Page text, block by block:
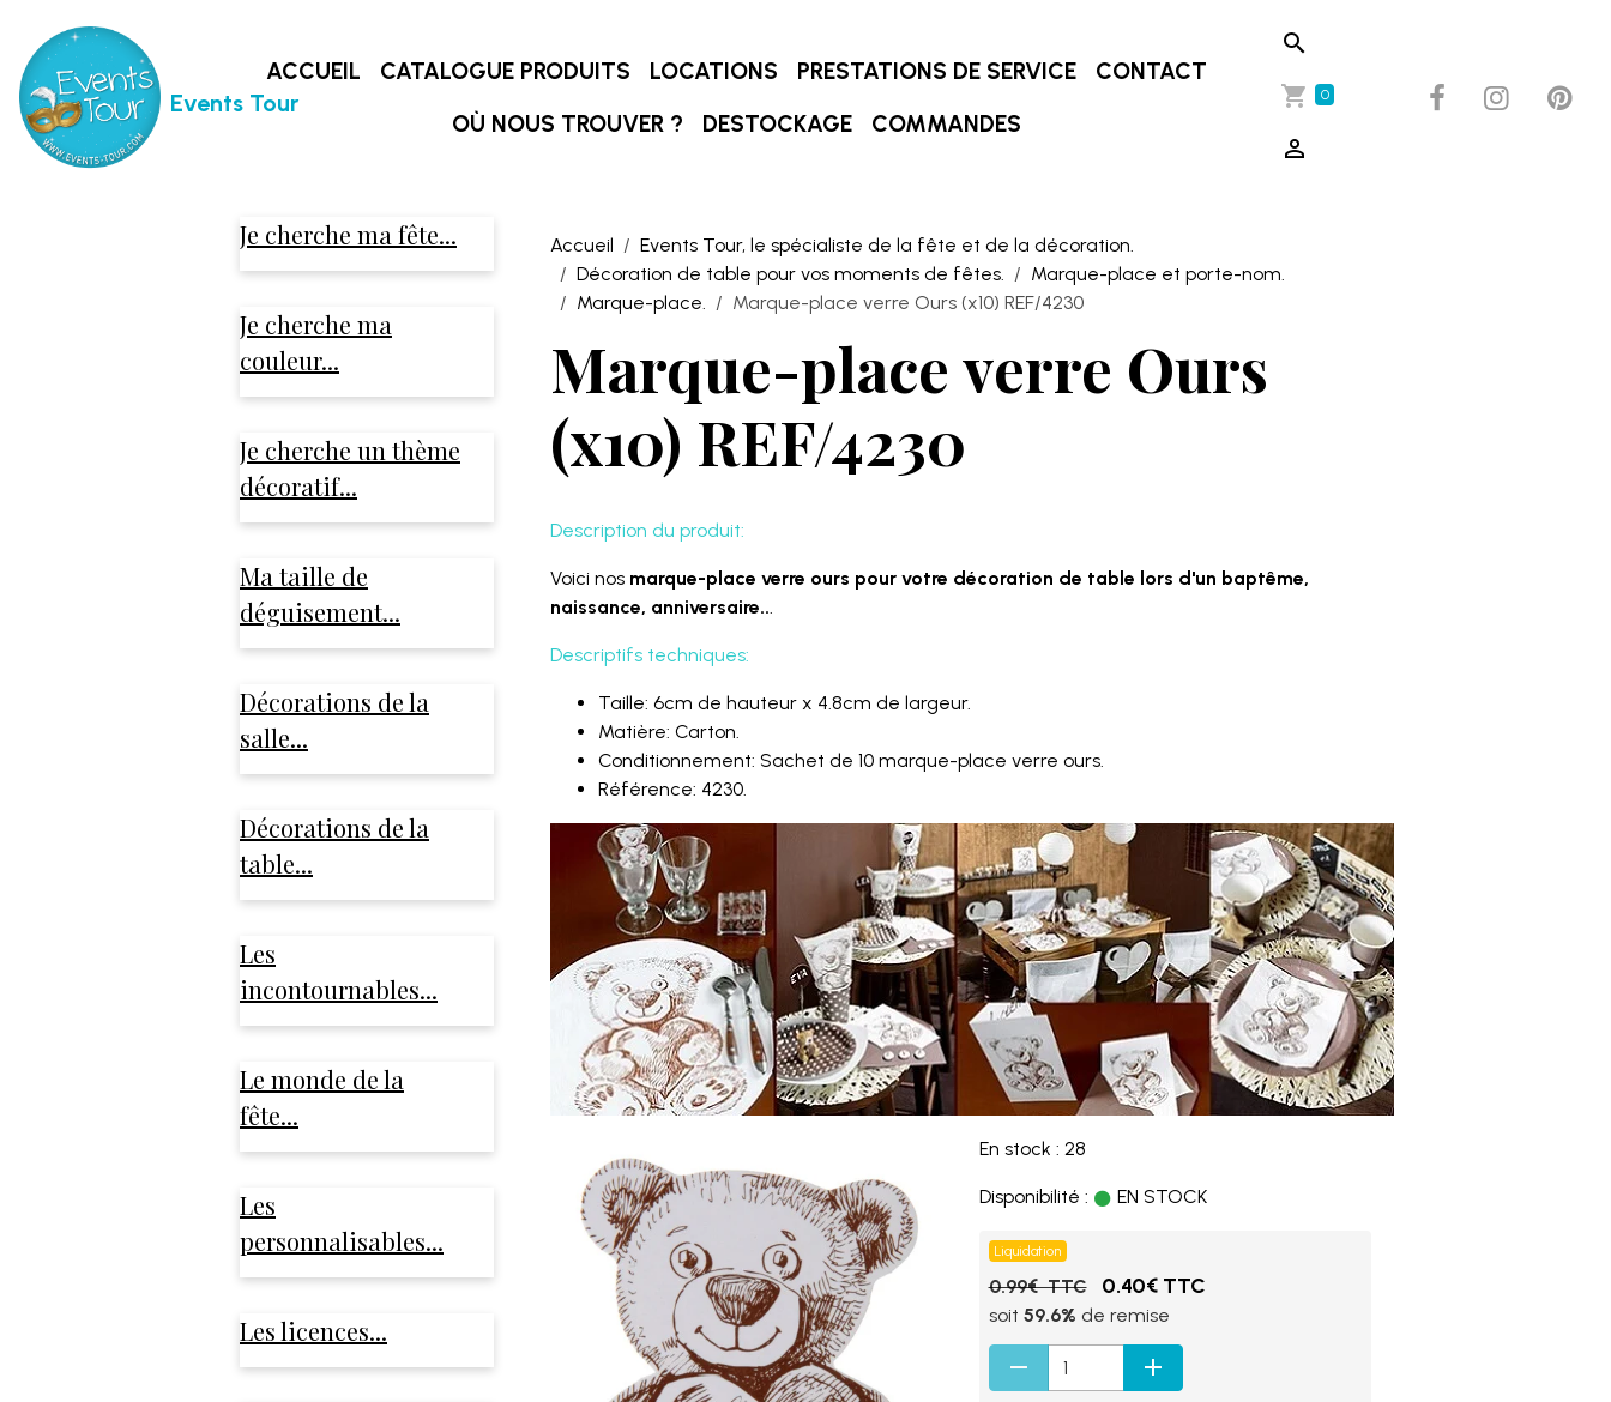
Events Tour
ACCUEIL CATALOGUE PRODUITS LOCATIONS PRESTATIONS DE SERVICE
CONTACT
OÙ NOUS TROUVER ?
DESTOCKAGE COMMANDES
0
Accueil
Events Tour, le spécialiste de la fête et de la décoration.
Décoration de table pour vos moments de fêtes.
Marque-place et porte-nom.
Marque-place.
Marque-place verre Ours (x10) REF/4230
Marque-place verre Ours
(x10) REF/4230
Description du produit:
Voici nos marque-place verre ours pour votre décoration de table lors d'un baptême,
naissance, anniversaire...
Descriptifs techniques:
Taille: 6cm de hauteur x 4.8cm de largeur.
Matière: Carton.
Conditionnement: Sachet de 10 marque-place verre ours.
Référence: 4230.
En stock : 28
Disponibilité : EN STOCK
Liquidation
0.99€ TTC 0.40€ TTC
soit 59.6% de remise
Je cherche ma fête...
Je cherche ma
couleur...
Je cherche un thème
décoratif...
Ma taille de
déguisement...
Décorations de la
salle...
Décorations de la
table...
Les
incontournables...
Le monde de la
fête...
Les
personnalisables...
Les licences...